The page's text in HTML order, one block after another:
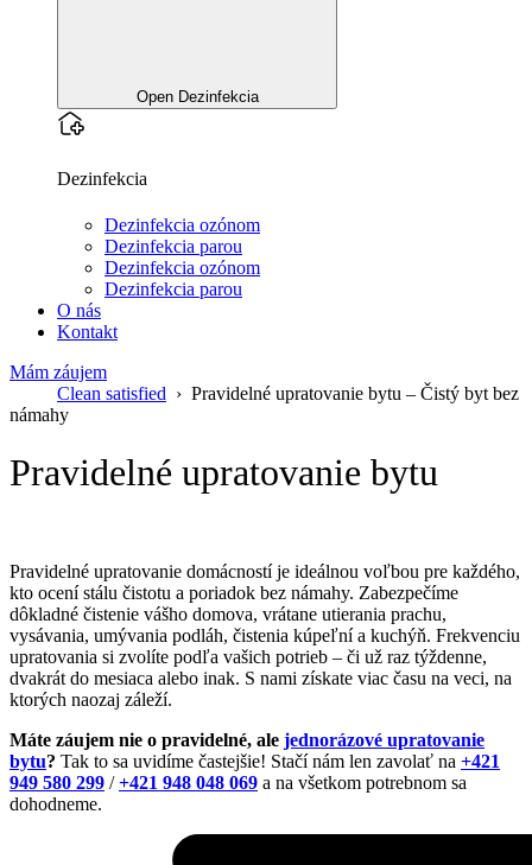
Open Dezinfekcia
Dezinfekcia
Dezinfekcia ozónom
Dezinfekcia parou
Dezinfekcia ozónom
Dezinfekcia parou
O nás
Kontakt
Mám záujem
Clean satisfied
Pravidelné upratovanie bytu – Čistý byt bez
námahy
Pravidelné upratovanie bytu
Pravidelné upratovanie domácností je ideálnou voľbou pre každého,
kto ocení stálu čistotu a poriadok bez námahy. Zabezpečíme
dôkladné čistenie vášho domova, vrátane utierania prachu,
vysávania, umývania podláh, čistenia kúpeľní a kuchýň. Frekvenciu
upratovania si zvolíte podľa vašich potrieb – či už raz týždenne,
dvakrát do mesiaca alebo inak. S nami získate viac času na veci, na
ktorých naozaj záleží.
Máte záujem nie o pravidelné, ale jednorázové upratovanie
bytu? Tak to sa uvidíme častejšie! Stačí nám len zavolať na +421
949 580 299 /+421 948 048 069 a na všetkom potrebnom sa
dohodneme.